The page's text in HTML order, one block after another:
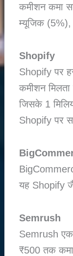
कमीशन कमा
म्यूजिक
Shopify
Shopify पर
कमीशन
जिसके 1
Shopify पर
यह Shopify
Semrush
Semrush
₹500 तक